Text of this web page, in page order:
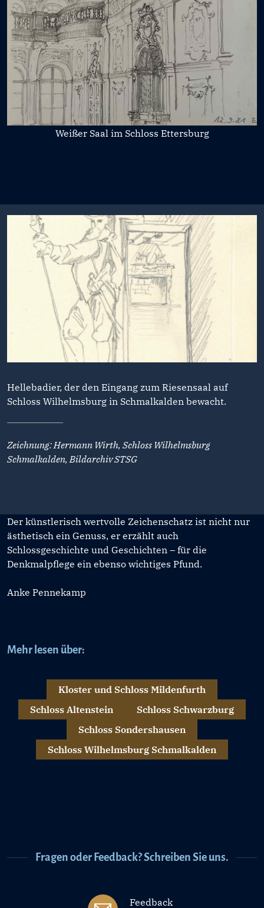
Weißer Saal im Schloss Ettersburg
Hellebadier, der den Eingang zum Riesensaal auf
Schloss Wilhelmsburg in Schmalkalden bewacht.
Zeichnung: Hermann Wirth, Schloss Wilhelmsburg
Schmalkalden, Bildarchiv STSG
Der künstlerisch wertvolle Zeichenschatz ist nicht nur
ästhetisch ein Genuss, er erzählt auch
Schlossgeschichte und Geschichten – für die
Denkmalpflege ein ebenso wichtiges Pfund.
Anke Pennekamp
Mehr lesen über:
Kloster und Schloss Mildenfurth
Schloss Altenstein
Schloss Schwarzburg
Schloss Sondershausen
Schloss Wilhelmsburg Schmalkalden
Fragen oder Feedback? Schreiben Sie uns.
Feedback